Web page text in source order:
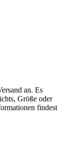
an. Es
Größe oder
findest